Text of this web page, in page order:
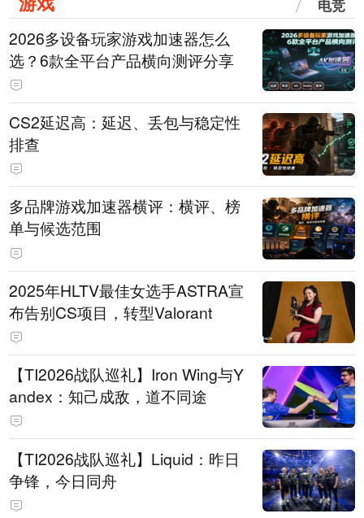
电竞
2026多设备玩家游戏加速器怎么
选？6款全平台产品横向测评分享
CS2延迟高：延迟、丢包与稳定性
排查
多品牌游戏加速器横评：横评、榜
单与候选范围
2025年HLTV最佳女选手ASTRA宣
布告别CS项目，转型Valorant
【TI2026战队巡礼】Iron Wing与Y
andex：知己成敌，道不同途
【TI2026战队巡礼】Liquid：昨日
争锋，今日同舟